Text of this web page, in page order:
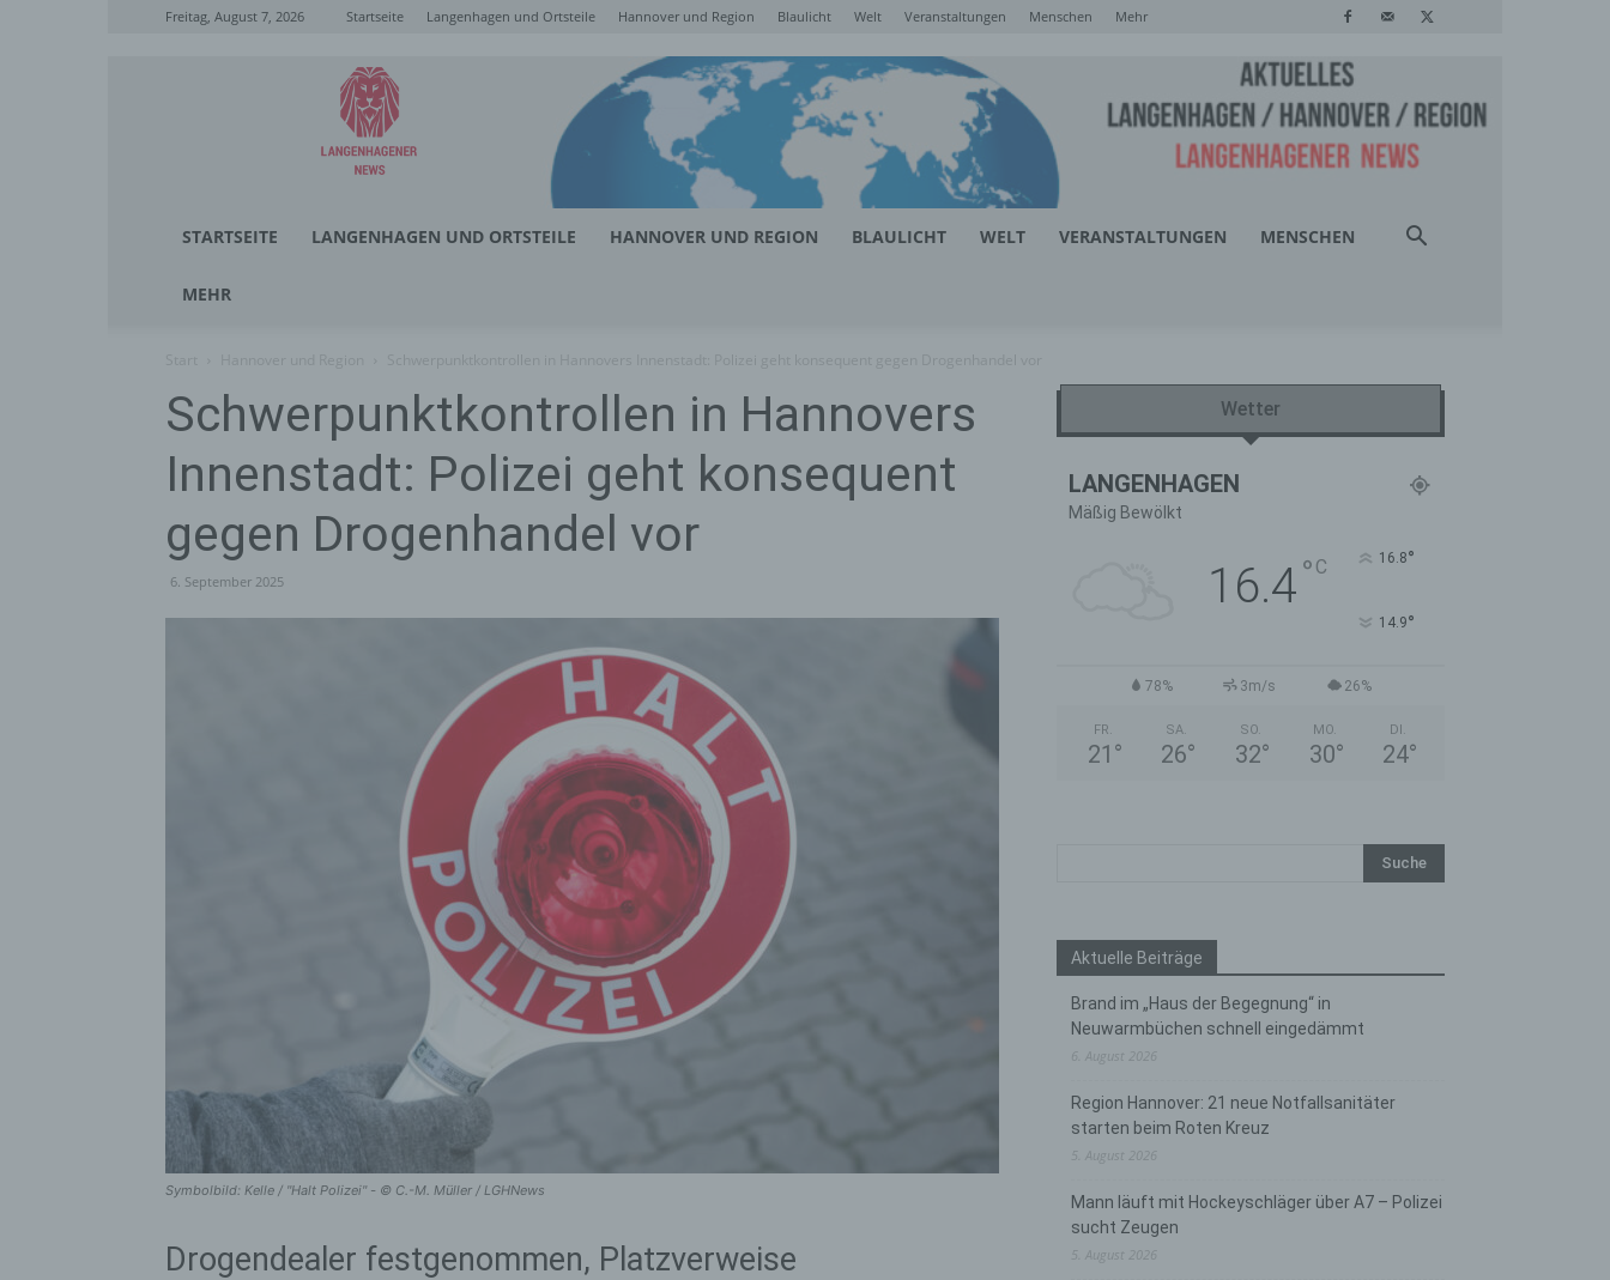
Freitag, August 7, 2026 Startseite Langenhagen und Ortsteile Hannover und Region Blaulicht Welt Veranstaltungen Menschen Mehr
Langenhagener
News
STARTSEITE LANGENHAGEN UND ORTSTEILE HANNOVER UND REGION BLAULICHT WELT VERANSTALTUNGEN MENSCHEN
MEHR
Schwerpunktkontrollen in Hannovers
Innenstadt: Polizei geht konsequent
gegen Drogenhandel vor
6. September 2025
Symbolbild: Kelle / "Halt Polizei" - © C.-M. Müller / LGHNews
Drogendealer festgenommen, Platzverweise
Wetter
LANGENHAGEN
Mäßig Bewölkt
16.4° C 16.8°
14.9°
78% 3m/s 26%
FR.
21 °
SA.
26°
SO.
32°
MO.
30°
DI.
24°
Aktuelle Beiträge
Brand im „Haus der Begegnung“ in
Neuwarmbüchen schnell eingedämmt
6. August 2026
Region Hannover: 21 neue Notfallsanitäter
starten beim Roten Kreuz
5. August 2026
Mann läuft mit Hockeyschläger über A7 – Polizei
sucht Zeugen
5. August 2026